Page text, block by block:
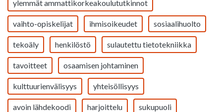
ylemmät ammattikorkeakoulututkinnot
vaihto-opiskelijat ihmisoikeudet sosiaalihuolto
tekoäly henkilöstö sulautettu tietotekniikka
tavoitteet osaamisen johtaminen
kulttuurienvälisyys yhteisöllisyys
avoin lähdekoodi harjoittelu sukupuoli